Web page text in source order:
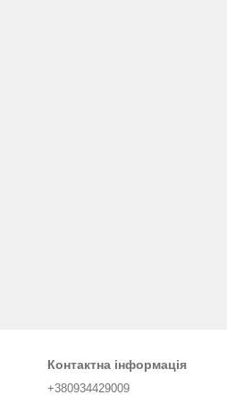
Контактна інформація
+380934429009